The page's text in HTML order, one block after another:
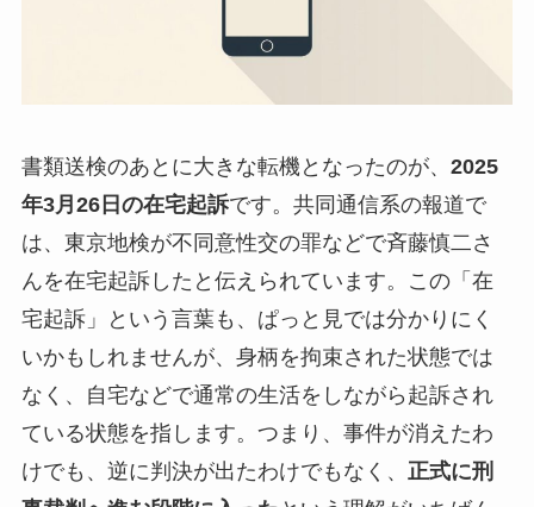
書類送検のあとに大きな転機となったのが、 2025
年3月26日の在宅起訴です。共同通信系の報道で
は、東京地検が不同意性交の罪などで斉藤慎二さ
んを在宅起訴したと伝えられています。この「在
宅起訴」という言葉も、ぱっと見では分かりにく
いかもしれませんが、身柄を拘束された状態では
なく、自宅などで通常の生活をしながら起訴され
ている状態を指します。つまり、事件が消えたわ
けでも、逆に判決が出たわけでもなく、 正式に刑